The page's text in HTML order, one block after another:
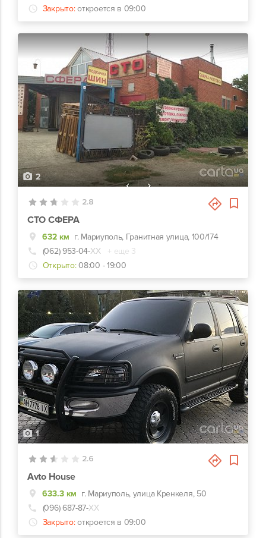
Закрыто: откроется в 09:00
2
2.8
СТО СФЕРА
632 км г. Мариуполь, Гранитная улица, 100/174
(062) 953-04-ХХ
+ еще 3
Открыто: 08:00 - 19:00
1
2.6
Avto House
633.3 км г. Мариуполь, улица Кренкеля, 50
(096) 687-87-ХХ
Закрыто: откроется в 09:00